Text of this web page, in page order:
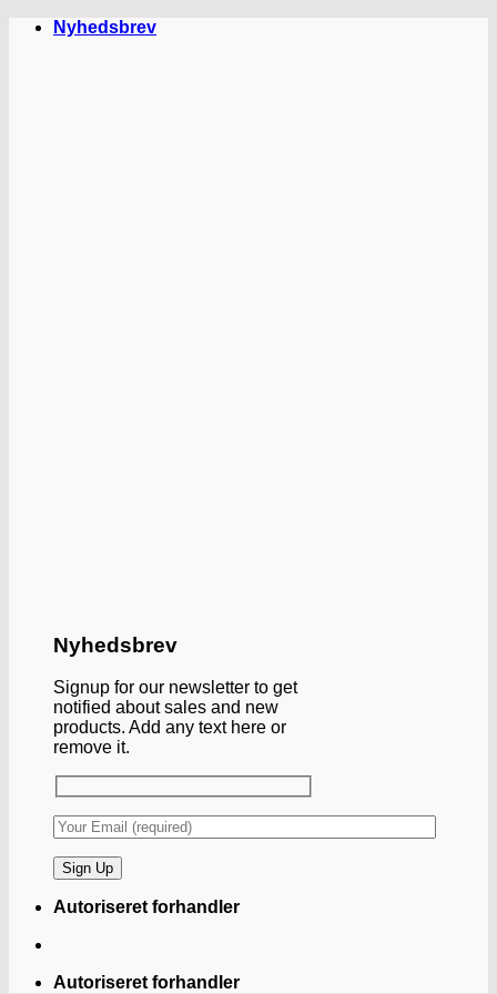
FortsætNyhedsbrev
Nyhedsbrev
Signup for our newsletter to get
notified about sales and new
products. Add any text here or
remove it.
Autoriseret forhandler
Autoriseret forhandler